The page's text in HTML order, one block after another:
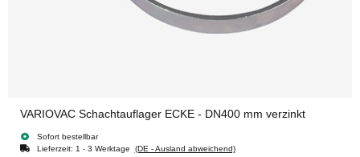
VARIOVAC Schachtauflager ECKE - DN400 mm verzinkt
Sofort bestellbar
Lieferzeit: 1 - 3 Werktage (DE - Ausland abweichend)